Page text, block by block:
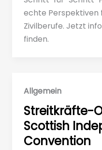
echte Perspektiven
Zivilberufe. Jetzt
finden.
Allgemein
Streitkräfte-
Scottish
Convention